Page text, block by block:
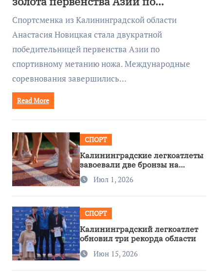
метанию ножа
Спортсменка из Калининградской области
Анастасия Новицкая стала двукратной
победительницей первенства Азии по
спортивному метанию ножа. Международные
соревнования завершились…
Read More
СПОРТ
Калининградские легкоатлеты
завоевали две бронзы на
первенстве России
Июл 1, 2026
СПОРТ
Калининградский легкоатлет
обновил три рекорда области
Июн 15, 2026